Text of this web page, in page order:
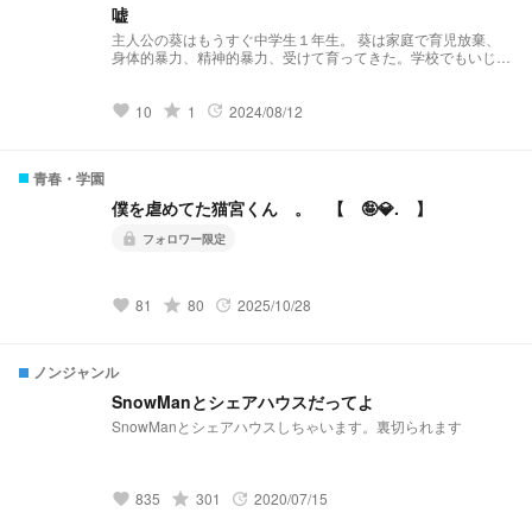
嘘
主人公の葵はもうすぐ中学生１年生。 葵は家庭で育児放棄、
身体的暴力、精神的暴力、受けて育ってきた。学校でもいじめ
た。渋々友達になったが、月日を巡るたびにどんどん美冬に特
favorite 10 grade 1 update 2024/08/12
青春・学園
僕を虐めてた猫宮くん 。 【 🤪💎. 】
lock フォロワー限定
favorite 81 grade 80 update 2025/10/28
ノンジャンル
SnowManとシェアハウスだってよ
SnowManとシェアハウスしちゃいます。裏切られます
favorite 835 grade 301 update 2020/07/15